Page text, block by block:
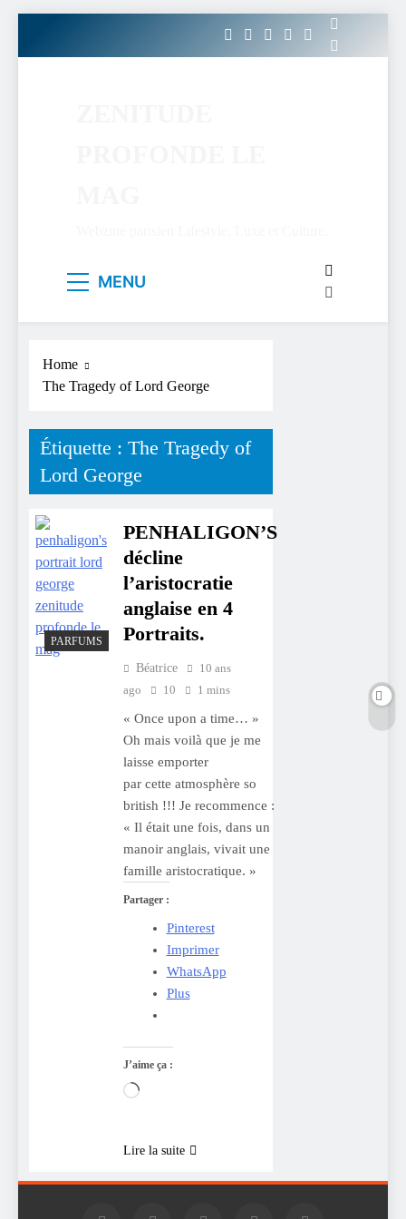
MENU
Home
The Tragedy of Lord George
Étiquette : The Tragedy of
Lord George
PARFUMS
PENHALIGON’S
décline
l’aristocratie
anglaise en 4
Portraits.
Béatrice
10 ans
ago
10 1 mins
« Once upon a time… »
Oh mais voilà que je me
laisse emporter
par cette atmosphère so
british !!! Je recommence :
« Il était une fois, dans un
manoir anglais, vivait une
famille aristocratique. »
Partager :
Pinterest
Imprimer
WhatsApp
Plus
J’aime ça :
Chargement…
Lire la suite